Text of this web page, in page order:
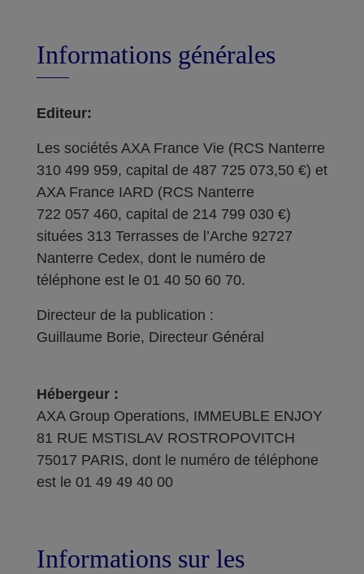
Informations générales
Editeur:
Les sociétés AXA France Vie (RCS Nanterre
310 499 959, capital de 487 725 073,50 €) et
AXA France IARD (RCS Nanterre
722 057 460, capital de 214 799 030 €)
situées 313 Terrasses de l’Arche 92727
Nanterre Cedex, dont le numéro de
téléphone est le 01 40 50 60 70.
Directeur de la publication :
Guillaume Borie, Directeur Général
Hébergeur :
AXA Group Operations, IMMEUBLE ENJOY
81 RUE MSTISLAV ROSTROPOVITCH
75017 PARIS, dont le numéro de téléphone
est le 01 49 49 40 00
Informations sur les